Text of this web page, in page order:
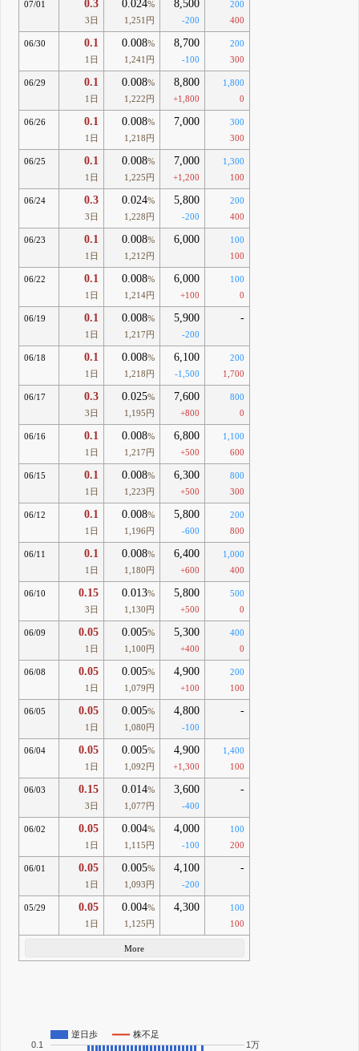
07/01 0.3
3日
0.024%
1,251円
8,500
-200
200
400
06/30 0.1
1日
0.008%
1,241円
8,700
-100
200
300
06/29 0.1
1日
0.008%
1,222円
8,800
+1,800
1,800
0
06/26 0.1
1日
0.008%
1,218円
7,000
300
300
06/25 0.1
1日
0.008%
1,225円
7,000
+1,200
1,300
100
06/24 0.3
3日
0.024%
1,228円
5,800
-200
200
400
06/23 0.1
1日
0.008%
1,212円
6,000
100
100
06/22 0.1
1日
0.008%
1,214円
6,000
+100
100
0
06/19 0.1
1日
0.008%
1,217円
5,900
-200
-
06/18 0.1
1日
0.008%
1,218円
6,100
-1,500
200
1,700
06/17 0.3
3日
0.025%
1,195円
7,600
+800
800
0
06/16 0.1
1日
0.008%
1,217円
6,800
+500
1,100
600
06/15 0.1
1日
0.008%
1,223円
6,300
+500
800
300
06/12 0.1
1日
0.008%
1,196円
5,800
-600
200
800
06/11 0.1
1日
0.008%
1,180円
6,400
+600
1,000
400
06/10 0.15
3日
0.013%
1,130円
5,800
+500
500
0
06/09 0.05
1日
0.005%
1,100円
5,300
+400
400
0
06/08 0.05
1日
0.005%
1,079円
4,900
+100
200
100
06/05 0.05
1日
0.005%
1,080円
4,800
-100
-
06/04 0.05
1日
0.005%
1,092円
4,900
+1,300
1,400
100
06/03 0.15
3日
0.014%
1,077円
3,600
-400
-
06/02 0.05
1日
0.004%
1,115円
4,000
-100
100
200
06/01 0.05
1日
0.005%
1,093円
4,100
-200
-
05/29 0.05
1日
0.004%
1,125円
4,300
100
100
More
逆日歩 株不足
0.1 1万